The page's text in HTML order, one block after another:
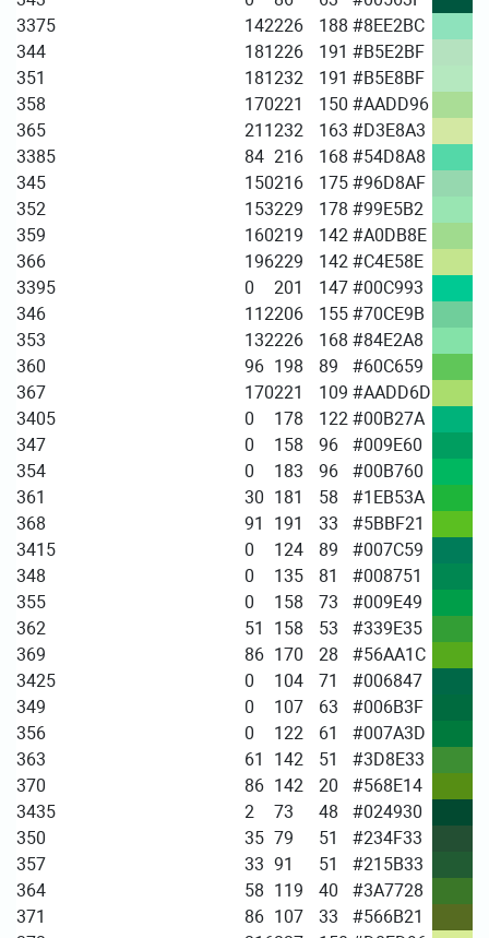
3375
142226 188 #8EE2BC
344
181 226 191 #B5E2BF
351
181 232 191 #B5E8BF
358
170221 150 #AADD96
365
211 232 163 #D3E8A3
3385
84 216 168 #54D8A8
345
150216 175 #96D8AF
352
153229 178 #99E5B2
359
160219 142 #A0DB8E
366
196229 142 #C4E58E
3395
0 201 147 #00C993
346
112206 155 #70CE9B
353
132226 168 #84E2A8
360
96 198 89
#60C659
367
170221 109 #AADD6D
3405
0 178 122 #00B27A
347
0 158 96
#009E60
354
0 183 96
#00B760
361
30 181 58
#1EB53A
368
91 191 33
#5BBF21
3415
0 124 89
#007C59
348
0 135 81
#008751
355
0 158 73
#009E49
362
51 158 53
#339E35
369
86 170 28
#56AA1C
3425
0 104 71
#006847
349
0 107 63
#006B3F
356
0 122 61
#007A3D
363
61 142 51
#3D8E33
370
86 142 20
#568E14
3435
2 73 48
#024930
350
35 79 51
#234F33
357
33 91 51
#215B33
364
58 119 40
#3A7728
371
86 107 33
#566B21